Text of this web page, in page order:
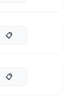
📋
📋